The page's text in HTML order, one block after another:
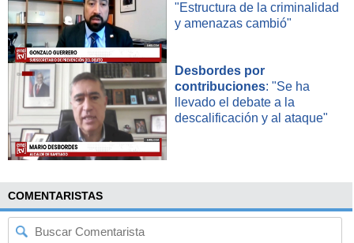
"Estructura de la criminalidad
y amenazas cambió"
Desbordes por
contribuciones: "Se ha
llevado el debate a la
descalificación y al ataque"
COMENTARISTAS